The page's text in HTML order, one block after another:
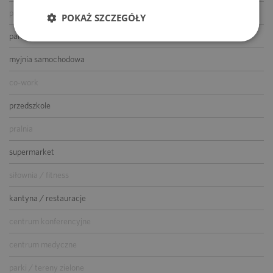
parking dla gości
parking dla rowerów
myjnia samochodowa
co-work
przedszkole
pralnia
supermarket
siłownia / fitness
kantyna / restauracje
centrum konferencyjne
centrum medyczne
parki / tereny zielone
POKAŻ SZCZEGÓŁY